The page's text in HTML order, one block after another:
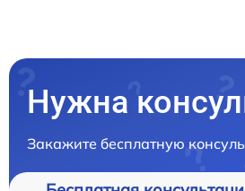
Нужна
Закажите бесплатную